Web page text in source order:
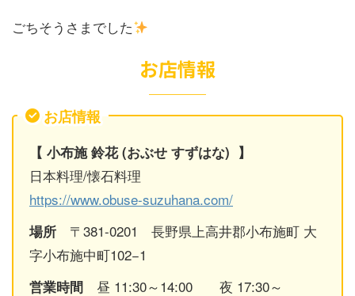
ごちそうさまでした
お店情報
お店情報
【 小布施 鈴花 (おぶせ すずはな) 】
日本料理/懐石料理
https://www.obuse-suzuhana.com/
場所 〒381-0201 長野県上高井郡小布施町 大
字小布施中町102−1
営業時間 昼 11:30～14:00 夜 17:30～